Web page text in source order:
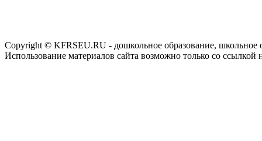
Copyright © KFRSEU.RU - дошкольное образование, школьное
Использование материалов сайта возможно только со ссылкой